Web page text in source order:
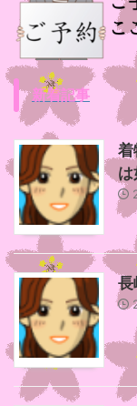
新着記事
着
は
長